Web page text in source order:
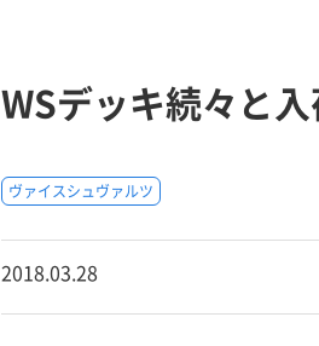
WSデッキ続々と入
ヴァイスシュヴァルツ
2018.03.28